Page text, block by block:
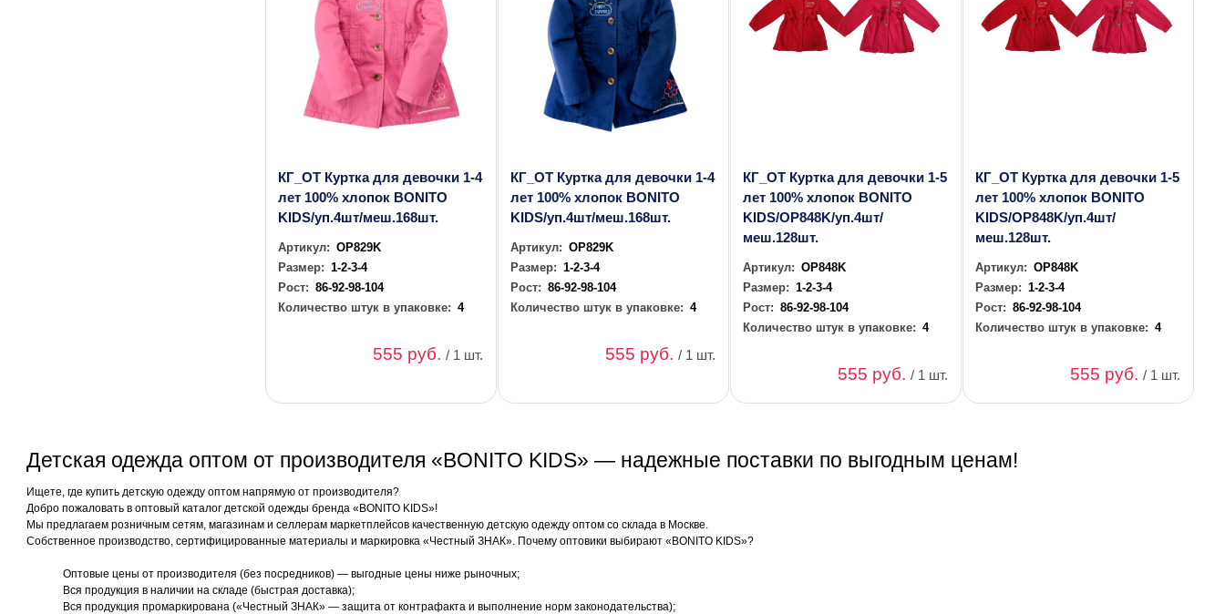
КГ_ОТ Куртка для девочки 1-4
лет 100% хлопок BONITO
KIDS/уп.4шт/меш.168шт.
Артикул: OP829K
Размер: 1-2-3-4
Рост: 86-92-98-104
Количество штук в упаковке: 4
555 руб./ 1 шт.
КГ_ОТ Куртка для девочки 1-4
лет 100% хлопок BONITO
KIDS/уп.4шт/меш.168шт.
Артикул: OP829K
Размер: 1-2-3-4
Рост: 86-92-98-104
Количество штук в упаковке: 4
555 руб./ 1 шт.
КГ_ОТ Куртка для девочки 1-5
лет 100% хлопок BONITO
KIDS/OP848K/уп.4шт/
меш.128шт.
Артикул: OP848K
Размер: 1-2-3-4
Рост: 86-92-98-104
Количество штук в упаковке: 4
555 руб./ 1 шт.
КГ_ОТ Куртка для девочки 1-5
лет 100% хлопок BONITO
KIDS/OP848K/уп.4шт/
меш.128шт.
Артикул: OP848K
Размер: 1-2-3-4
Рост: 86-92-98-104
Количество штук в упаковке: 4
555 руб./ 1 шт.
Детская одежда оптом от производителя «BONITO KIDS» — надежные поставки по выгодным ценам!
Ищете, где купить детскую одежду оптом напрямую от производителя?
Добро пожаловать в оптовый каталог детской одежды бренда «BONITO KIDS»!
Мы предлагаем розничным сетям, магазинам и селлерам маркетплейсов качественную детскую одежду оптом со склада в Москве.
Собственное производство, сертифицированные материалы и маркировка «Честный ЗНАК». Почему оптовики выбирают «BONITO KIDS»?
Оптовые цены от производителя (без посредников) — выгодные цены ниже рыночных;
Вся продукция в наличии на складе (быстрая доставка);
Вся продукция промаркирована («Честный ЗНАК» — защита от контрафакта и выполнение норм законодательства);